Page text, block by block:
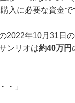
入に必要な資金で
2022年10月31日
ンリオは約40万円
・」